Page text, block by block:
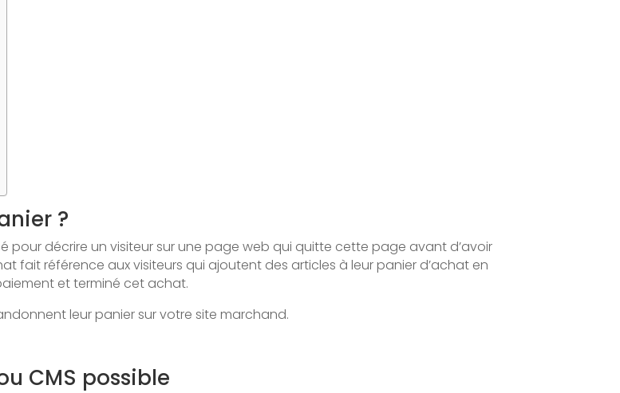
?
pour décrire un visiteur sur une page web qui quitte cette page avant d’avoir
fait référence aux visiteurs qui ajoutent des articles à leur panier d’achat en
et terminé cet achat.
leur panier sur votre site marchand.
CMS possible